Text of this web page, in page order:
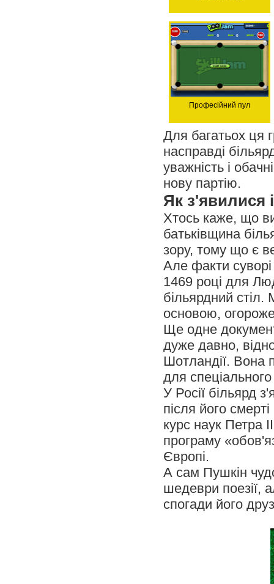
Професійний пул
Для багатьох ця
насправді
уважність і
нову партію.
Як з'явилися
Хтось каже, що
батьківщина
зору, тому що є
Але факти суворі
1469 році для
більярдний
основою,
Ще одне
дуже давно,
Шотландії. Вона
для спеціального
У Росії більярд
після його
курс наук Петра
програму
Європі.
А сам Пушкін
шедеври поезії,
спогади його